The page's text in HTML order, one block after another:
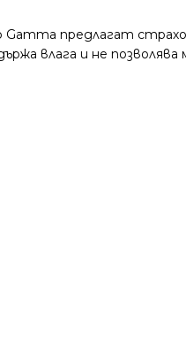
предлагат
влага и не